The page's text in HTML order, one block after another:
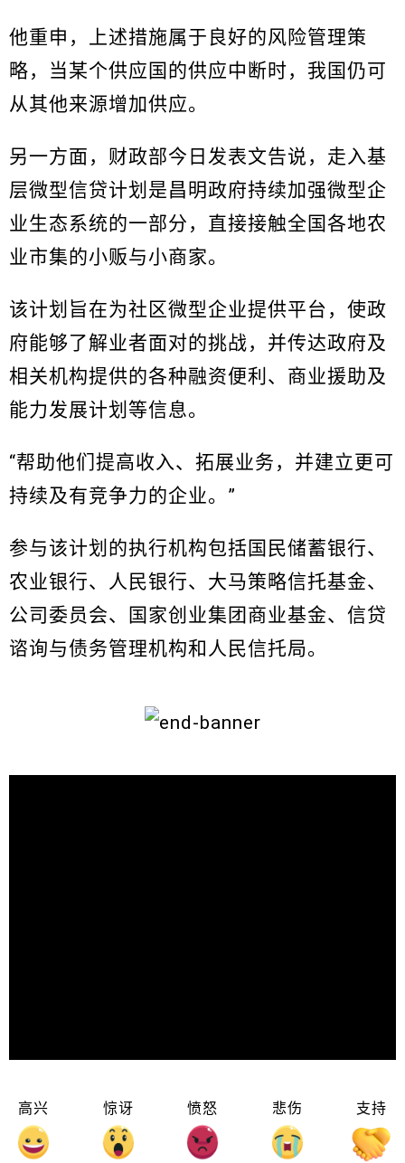
他重申，上述措施属于良好的风险管理策
略，当某个供应国的供应中断时，我国仍可
从其他来源增加供应。
另一方面，财政部今日发表文告说，走入基
层微型信贷计划是昌明政府持续加强微型企
业生态系统的一部分，直接接触全国各地农
业市集的小贩与小商家。
该计划旨在为社区微型企业提供平台，使政
府能够了解业者面对的挑战，并传达政府及
相关机构提供的各种融资便利、商业援助及
能力发展计划等信息。
“帮助他们提高收入、拓展业务，并建立更可
持续及有竞争力的企业。”
参与该计划的执行机构包括国民储蓄银行、
农业银行、人民银行、大马策略信托基金、
公司委员会、国家创业集团商业基金、信贷
谘询与债务管理机构和人民信托局。
高兴 惊讶 愤怒 悲伤 支持